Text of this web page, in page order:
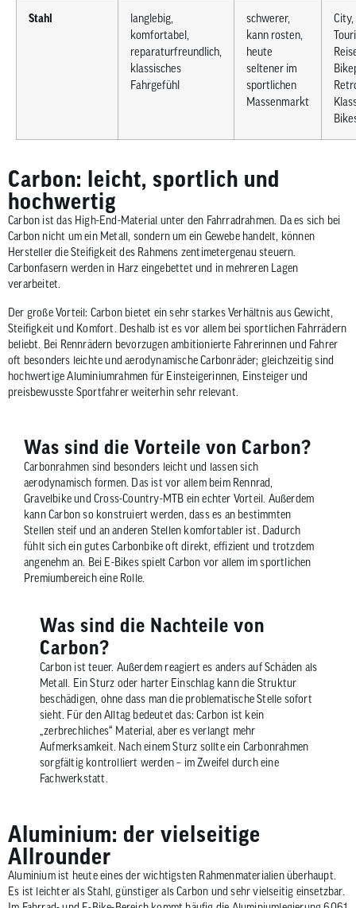
Stahl
langlebig,
komfortabel,
reparaturfreundlich,
klassisches
Fahrgefühl
schwerer,
kann rosten,
heute
seltener im
sportlichen
Massenmarkt
City,
Carbon: leicht, sportlich und
hochwertig
Carbon ist das High-End-Material unter den Fahrradrahmen. Da es sich bei
Carbon nicht um ein Metall, sondern um ein Gewebe handelt, können
Hersteller die Steifigkeit des Rahmens zentimetergenau steuern.
Carbonfasern werden in Harz eingebettet und in mehreren Lagen
verarbeitet.
Der große Vorteil: Carbon bietet ein sehr starkes Verhältnis aus Gewicht,
Steifigkeit und Komfort. Deshalb ist es vor allem bei sportlichen Fahrrädern
beliebt. Bei Rennrädern bevorzugen ambitionierte Fahrerinnen und Fahrer
oft besonders leichte und aerodynamische Carbonräder; gleichzeitig sind
hochwertige Aluminiumrahmen für Einsteigerinnen, Einsteiger und
preisbewusste Sportfahrer weiterhin sehr relevant.
Was sind die Vorteile von Carbon?
Carbonrahmen sind besonders leicht und lassen sich
aerodynamisch formen. Das ist vor allem beim Rennrad,
Gravelbike und Cross-Country-MTB ein echter Vorteil. Außerdem
kann Carbon so konstruiert werden, dass es an bestimmten
Stellen steif und an anderen Stellen komfortabler ist. Dadurch
fühlt sich ein gutes Carbonbike oft direkt, effizient und trotzdem
angenehm an. Bei E-Bikes spielt Carbon vor allem im sportlichen
Premiumbereich eine Rolle.
Was sind die Nachteile von
Carbon?
Carbon ist teuer. Außerdem reagiert es anders auf Schäden als
Metall. Ein Sturz oder harter Einschlag kann die Struktur
beschädigen, ohne dass man die problematische Stelle sofort
sieht. Für den Alltag bedeutet das: Carbon ist kein
„zerbrechliches“ Material, aber es verlangt mehr
Aufmerksamkeit. Nach einem Sturz sollte ein Carbonrahmen
sorgfältig kontrolliert werden – im Zweifel durch eine
Fachwerkstatt.
Aluminium: der vielseitige
Allrounder
Aluminium ist heute eines der wichtigsten Rahmenmaterialien überhaupt.
Es ist leichter als Stahl, günstiger als Carbon und sehr vielseitig einsetzbar.